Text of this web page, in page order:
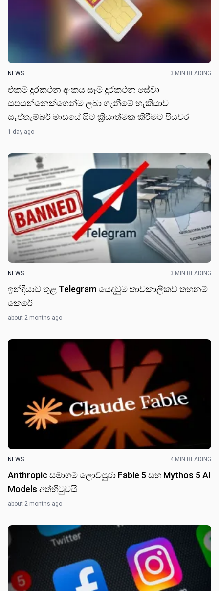
NEWS 3 MIN READING
එකම දුරකථන අංකය සෑම දුරකථන සේවා
සපයන්නෙක්ගෙන්ම ලබා ගැනීමේ හැකියාව
සැප්තැම්බර් මාසයේ සිට ක්‍රියාත්මක කිරීමට පියවර
1 day ago
NEWS 3 MIN READING
ඉන්දියාව තුළ Telegram යෙදවුම තාවකාලිකව තහනම්
කෙරේ
about 2 months ago
NEWS 4 MIN READING
Anthropic සමාගම ලොවපුරා Fable 5 සහ Mythos 5 AI
Models අත්හිටුවයි
about 2 months ago